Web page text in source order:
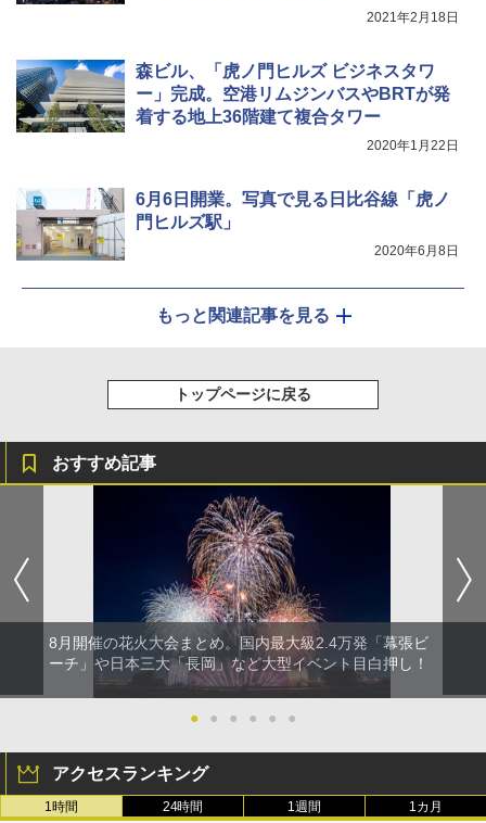
2021年2月18日
森ビル、「虎ノ門ヒルズ ビジネスタワ
ー」完成。空港リムジンバスやBRTが発
着する地上36階建て複合タワー
2020年1月22日
6月6日開業。写真で見る日比谷線「虎ノ
門ヒルズ駅」
2020年6月8日
もっと関連記事を見る
トップページに戻る
おすすめ記事
8月開催の花火大会まとめ。国内最大級2.4万発「幕張ビ
ーチ」や日本三大「長岡」など大型イベント目白押し！
● ● ● ● ● ●
アクセスランキング
1時間 24時間 1週間 1カ月